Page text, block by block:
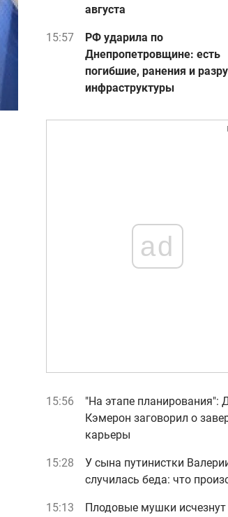
августа
15:57
РФ ударила по
Днепропетровщине: есть
погибшие, ранения и
инфраструктуры
ad
15:56
"На этапе планирования":
Кэмерон заговорил о
карьеры
15:28
У сына путинистки
случилась беда: что
15:13 Плодовые мушки исчезнут